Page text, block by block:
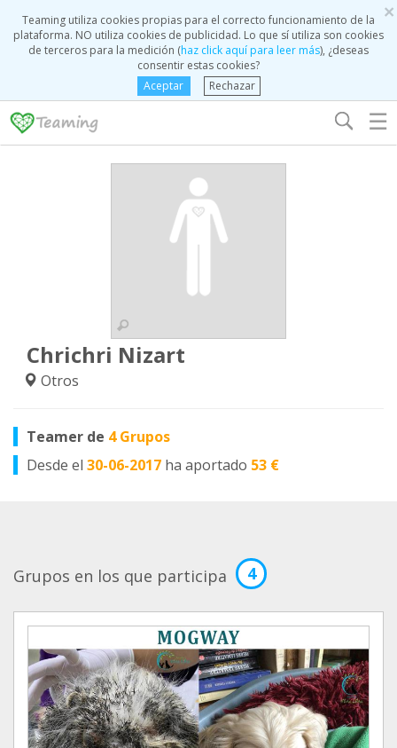
×
Teaming utiliza cookies propias para el correcto funcionamiento de la
plataforma. NO utiliza cookies de publicidad. Lo que sí utiliza son cookies
de terceros para la medición (haz click aquí para leer más), ¿deseas
consentir estas cookies?
Aceptar
Rechazar
☰
Chrichri Nizart
Otros
Teamer de 4 Grupos
Desde el 30-06-2017 ha aportado 53 €
Grupos en los que participa 4